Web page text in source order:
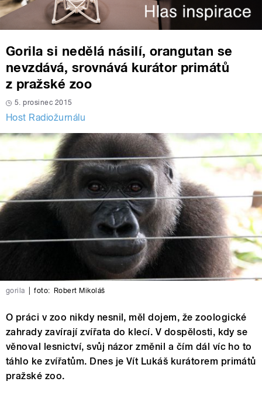
Gorila si nedělá násilí, orangutan se
nevzdává, srovnává kurátor primátů
z pražské zoo
5. prosinec 2015
Host Radiožurnálu
gorila foto: Robert Mikoláš
O práci v zoo nikdy nesnil, měl dojem, že zoologické
zahrady zavírají zvířata do klecí. V dospělosti, kdy se
věnoval lesnictví, svůj názor změnil a čím dál víc ho to
táhlo ke zvířatům. Dnes je Vít Lukáš kurátorem primátů
pražské zoo.